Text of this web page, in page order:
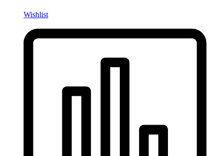
Wishlist